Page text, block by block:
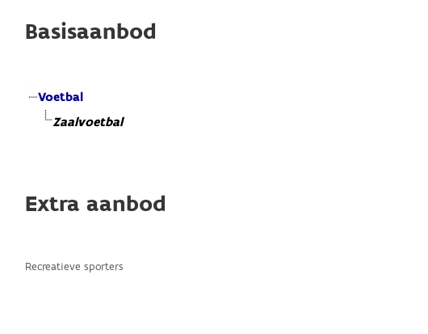
Basisaanbod
Voetbal
Zaalvoetbal
Extra aanbod
Recreatieve sporters